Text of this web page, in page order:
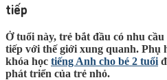
tiếp
Ở tuổi này, trẻ bắt đầu có nhu
tiếp với thế giới xung quanh. Phụ
khóa học tiếng Anh cho bé 2 tuổi
phát triển của trẻ nhỏ.